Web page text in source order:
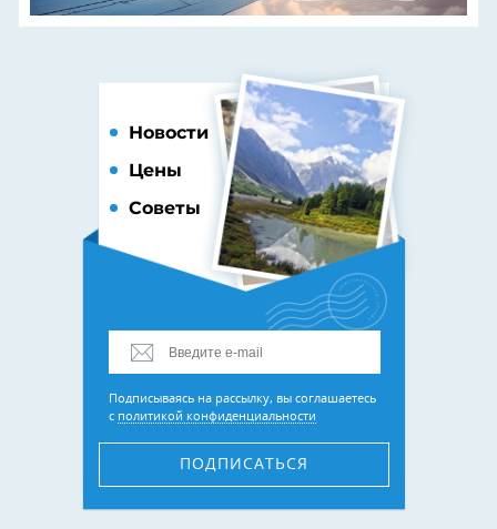
Новости
Цены
Советы
Подписываясь на рассылку, вы соглашаетесь
с политикой конфиденциальности
ПОДПИСАТЬСЯ